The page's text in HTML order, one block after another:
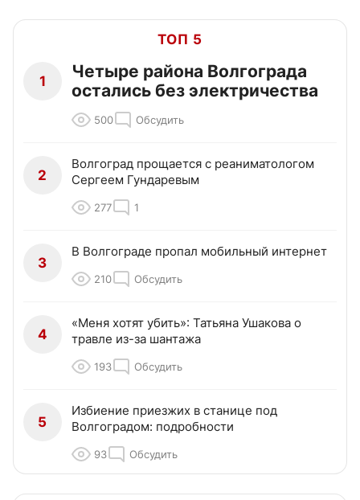
ТОП 5
1
Четыре района Волгограда
остались без электричества
500 Обсудить
2
Волгоград прощается с реаниматологом
Сергеем Гундаревым
277 1
3
В Волгограде пропал мобильный интернет
210 Обсудить
4
«Меня хотят убить»: Татьяна Ушакова о
травле из-за шантажа
193 Обсудить
5
Избиение приезжих в станице под
Волгоградом: подробности
93 Обсудить